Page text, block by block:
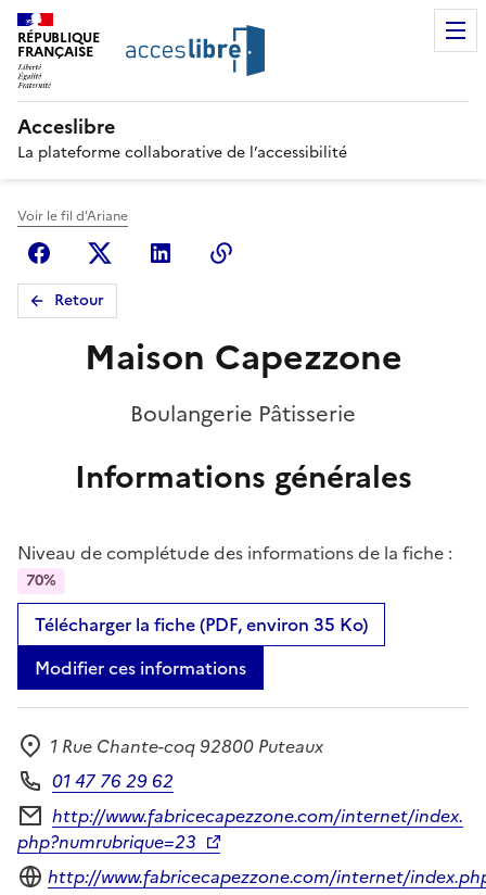
RÉPUBLIQUE
FRANÇAISE
Acceslibre
La plateforme collaborative de l’accessibilité
Voir le fil d'Ariane
FacebookX (anciennement Twitter)
Linkedin
Retour
Maison Capezzone
Boulangerie Pâtisserie
Informations générales
Niveau de complétude des informations de la fiche :
70%
Télécharger la fiche (PDF, environ 35 Ko)
Modifier ces informations
Adresse
1 Rue Chante-coq 92800 Puteaux
Téléphone
01 47 76 29 62
Formulaire de contact
http://www.fabricecapezzone.com/internet/index.
php?numrubrique=23
Site internet
http://www.fabricecapezzone.com/internet/